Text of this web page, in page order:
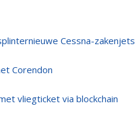
Cessna-zakenjets
Corendon
vliegticket via blockchain